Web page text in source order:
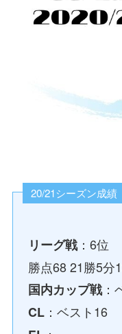
20/21シーズン成績
リーグ戦：6位
勝点68 21勝5分
国内カップ戦：
CL ：ベスト16